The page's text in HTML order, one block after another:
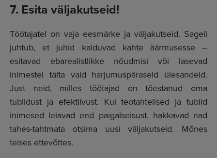
7. Esita väljakutseid!
Töötajatel on vaja eesmärke ja väljakutseid. Sageli
juhtub, et juhid kalduvad kahte äärmusesse –
esitavad ebarealistlikke nõudmisi või lasevad
inimestel täita vaid harjumuspäraseid ülesandeid.
Just neid, milles töötajad on tõestanud oma
tublidust ja efektiivust. Kui teotahtelised ja tublid
inimesed leiavad end paigalseisust, hakkavad nad
tahes-tahtmata otsima uusi väljakutseid. Mõnes
teises ettevõttes.